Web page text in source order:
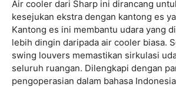
Air cooler dari Sharp ini dirancang
kesejukan ekstra dengan kantong es
Kantong es ini membantu udara yang
lebih dingin daripada air cooler biasa.
swing louvers memastikan sirkulasi
seluruh ruangan. Dilengkapi dengan
pengoperasian dalam bahasa